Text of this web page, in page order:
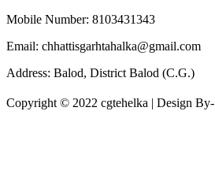
Mobile Number: 8103431343
Email: chhattisgarhtahalka@gmail.com
Address: Balod, District Balod (C.G.)
Copyright © 2022 cgtehelka | Design By-